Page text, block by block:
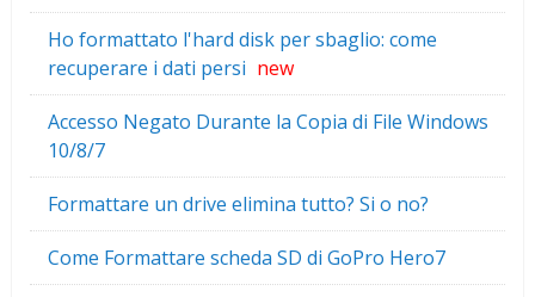
Ho formattato l'hard disk per sbaglio: come
recuperare i dati persi new
Accesso Negato Durante la Copia di File Windows
10/8/7
Formattare un drive elimina tutto? Si o no?
Come Formattare scheda SD di GoPro Hero7